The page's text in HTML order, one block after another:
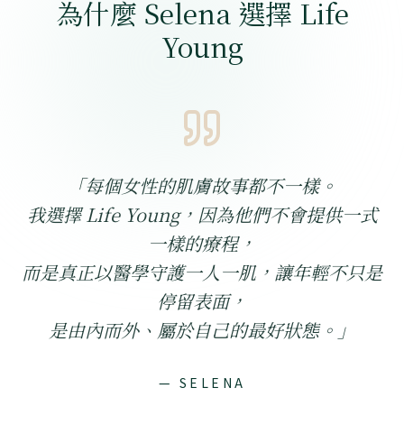
為什麼 Selena 選擇 Life
Young
「每個女性的肌膚故事都不一樣。
我選擇 Life Young，因為他們不會提供一式
一樣的療程，
而是真正以醫學守護一人一肌，讓年輕不只是
停留表面，
是由內而外、屬於自己的最好狀態。 」
— SELENA